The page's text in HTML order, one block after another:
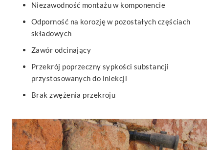
Niezawodność montażu w komponencie
Odporność na korozję w pozostałych częściach
składowych
Zawór odcinający
Przekrój poprzeczny sypkości substancji
przystosowanych do iniekcji
Brak zwężenia przekroju